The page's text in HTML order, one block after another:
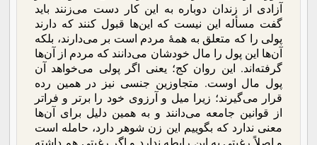
آزادی از زندان دوباره به این کار دست می‌زنند باید
گفت مسأله این نیست که این‌ها قبول کنند که دارند
پولی را که متعلق به همۀ مردم است بر می‌دارند، بلکه
آن‌ها این پول را مال خودشان می‌دانند که مردم از آن‌ها
گرفته‌اند. این روان کج؛ یعنی اگر پولی می‌خواهد آن
پول مال اوست. متجاوزین جنسی نیز در همین رده
قرار می‌گیرند؛ زیرا میل و آرزوی خود را برتر و فراتر
از قوانین جامعه می‌دانند و به همین دلیل برای آن‌ها
معنی ندارد که بگوییم این زن شوهر دارد، حامله است
و اصلاً رغبتی به این رابطه ندارد و اگر رغبتی هم داشته